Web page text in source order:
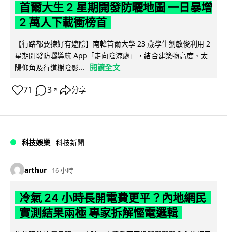
首爾大生 2 星期開發防曬地圖 一日暴增
2 萬人下載衝榜首
【行路都要揀好有遮陰】南韓首爾大學 23 歲學生劉敏俊利用 2
星期開發防曬導航 App「走向陰涼處」，結合建築物高度、太
陽仰角及行道樹陰影...
閱讀全文
71 3 ↗ 分享
科技娛樂 科技新聞
arthur 16 小時
冷氣 24 小時長開電費更平？內地網民
實測結果兩極 專家拆解慳電邏輯